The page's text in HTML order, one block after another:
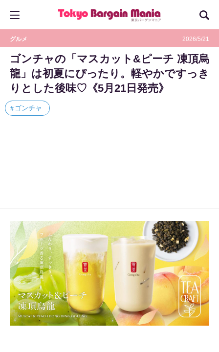
グルメ 2026/5/21
ゴンチャの「マスカット&ピーチ 凍頂烏
龍」は初夏にぴったり。軽やかですっき
りとした後味♡《5月21日発売》
ゴンチャ